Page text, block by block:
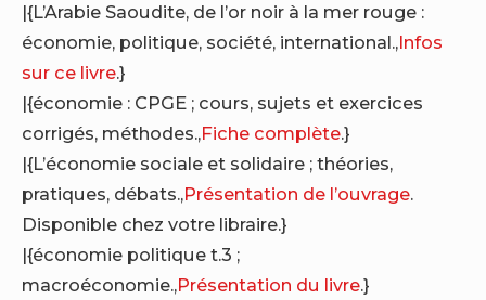
|{L’Arabie Saoudite, de l’or noir à la mer rouge :
économie, politique, société, international.,Infos
sur ce livre.}
|{économie : CPGE ; cours, sujets et exercices
corrigés, méthodes.,Fiche complète.}
|{L’économie sociale et solidaire ; théories,
pratiques, débats.,Présentation de l’ouvrage.
Disponible chez votre libraire.}
|{économie politique t.3 ;
macroéconomie.,Présentation du livre.}